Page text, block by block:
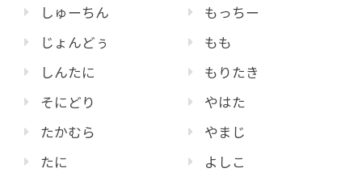
しゅーちん
じょんどぅ
しんたに
そにどり
たかむら
たに
もっちー
もも
もりたき
やはた
やまじ
よしこ